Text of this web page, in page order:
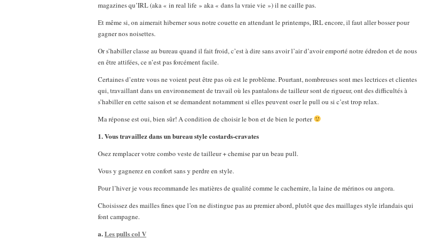
magazines qu’IRL (aka « in real life » aka « dans la vraie vie ») il ne caille pas.
Et même si, on aimerait hiberner sous notre couette en attendant le printemps, IRL encore, il faut aller bosser pour
gagner nos noisettes.
Or s’habiller classe au bureau quand il fait froid, c’est à dire sans avoir l’air d’avoir emporté notre édredon et de nous
en être attifées, ce n’est pas forcément facile.
Certaines d’entre vous ne voient peut être pas où est le problème. Pourtant, nombreuses sont mes lectrices et clientes
qui, travaillant dans un environnement de travail où les pantalons de tailleur sont de rigueur, ont des difficultés à
s’habiller en cette saison et se demandent notamment si elles peuvent oser le pull ou si c’est trop relax.
Ma réponse est oui, bien sûr! A condition de choisir le bon et de bien le porter
1. Vous travaillez dans un bureau style costards-cravates
Osez remplacer votre combo veste de tailleur + chemise par un beau pull.
Vous y gagnerez en confort sans y perdre en style.
Pour l’hiver je vous recommande les matières de qualité comme le cachemire, la laine de mérinos ou angora.
Choisissez des mailles fines que l’on ne distingue pas au premier abord, plutôt que des maillages style irlandais qui
font campagne.
a.Les pulls col V